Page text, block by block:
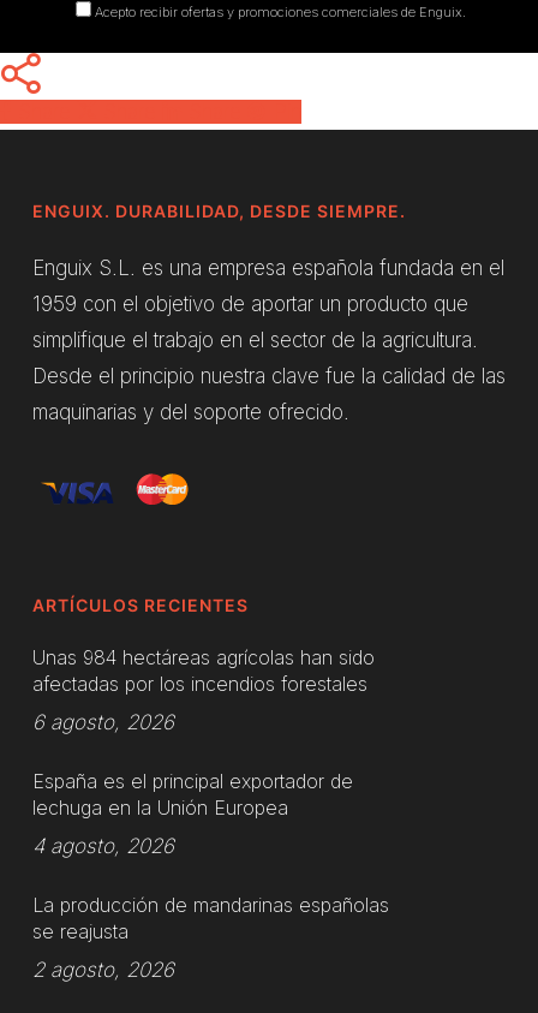
Acepto recibir ofertas y promociones comerciales de Enguix.
ENGUIX. DURABILIDAD, DESDE SIEMPRE.
Enguix S.L. es una empresa española fundada en el
1959 con el objetivo de aportar un producto que
simplifique el trabajo en el sector de la agricultura.
Desde el principio nuestra clave fue la calidad de las
maquinarias y del soporte ofrecido.
ARTÍCULOS RECIENTES
Unas 984 hectáreas agrícolas han sido
afectadas por los incendios forestales
6 agosto, 2026
España es el principal exportador de
lechuga en la Unión Europea
4 agosto, 2026
La producción de mandarinas españolas
se reajusta
2 agosto, 2026